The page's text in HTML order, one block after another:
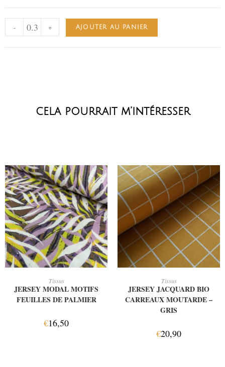
- + AJOUTER AU PANIER
cela pourrait m’intéresser
Tissus
JERSEY MODAL MOTIFS
FEUILLES DE PALMIER
€16,50
Tissus
JERSEY JACQUARD BIO
CARREAUX MOUTARDE –
GRIS
€20,90